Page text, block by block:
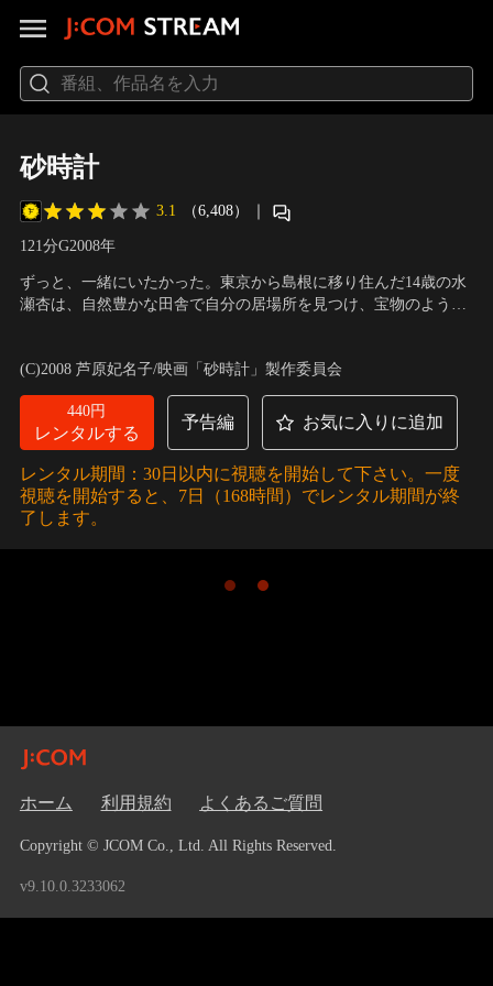
砂時計
3.1 （6,408） ｜
121分G2008年
ずっと、一緒にいたかった。東京から島根に移り住んだ14歳の水
瀬杏は、自然豊かな田舎で自分の居場所を見つけ、宝物のような
(C)2008 芦原妃名子/映画「砂時計」製作委員会
440円
レンタルする
予告編 お気に入りに追加
レンタル期間：30日以内に視聴を開始して下さい。一度
視聴を開始すると、7日（168時間）でレンタル期間が終
了します。
ホーム 利用規約 よくあるご質問
Copyright © JCOM Co., Ltd. All Rights Reserved.
v9.10.0.3233062